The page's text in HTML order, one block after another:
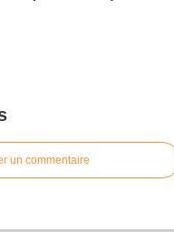
un commentaire